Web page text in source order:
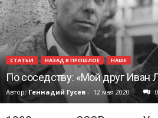
СТАТЬИ НАЗАД В ПРОШЛОЕ НАШЕ
По соседству: «Мой друг Иван
Автор: Геннадий Гусев - 12 мая 2020 0